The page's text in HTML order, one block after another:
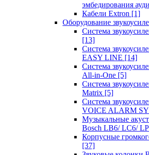
эмбедирования
Кабели Extron [1]
Оборудование
Система
[13]
Система
EASY LINE [14]
Система
All-in-One [5]
Система
Matrix [5]
Система
VOICE ALARM
Музыкальные
Bosch LB6/ LC6/
Корпусные
[37]